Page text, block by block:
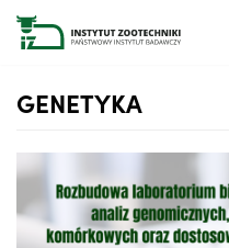
Przejdź
do
GENETYKA